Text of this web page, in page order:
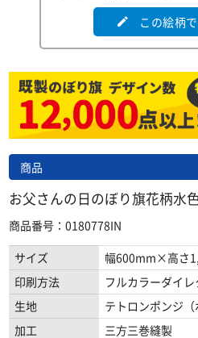
edit この絵柄
商品
お父さんの日のぼり旗花柄水
商品番号：0180778IN
サイズ
幅600mm×高さ
印刷方法
フルカラーダイ
生地
テトロンポンジ（
加工
三方三巻縫製